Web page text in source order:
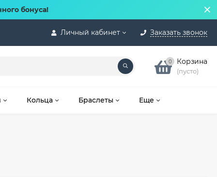
бонуса!
Личный кабинет Заказать звонок
0 Корзина
(пусто)
Кольца Браслеты Еще